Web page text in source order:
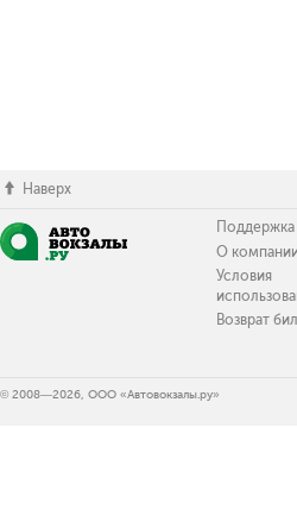
Наверх
Поддержка
О
Условия
Возврат
© 2008—2026, ООО «Автовокзалы.ру»